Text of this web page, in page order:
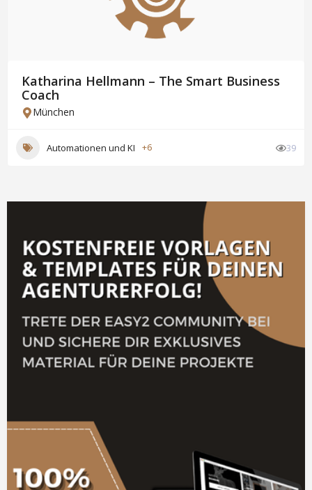
Katharina Hellmann – The Smart Business
Coach
München
Automationen und KI +6 39